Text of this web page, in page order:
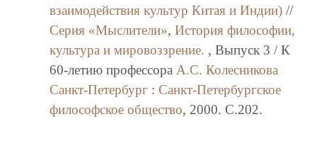
взаимодействия культур Китая и Индии) //
Серия «Мыслители», История философии,
культура и мировоззрение. , Выпуск 3 / К
60-летию профессора А.С. Колесникова
Санкт-Петербург : Санкт-Петербургское
философское общество, 2000. C.202.